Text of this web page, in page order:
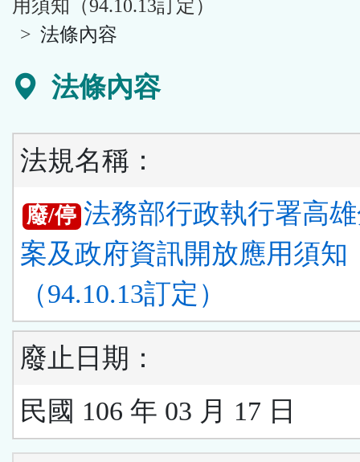
用須知（94.10.13訂定）
法條內容
法條內容
法規名稱：
廢/停 法務部行政執行署高
案及政府資訊開放應用須知
（94.10.13訂定）
廢止日期：
民國 106 年 03 月 17 日